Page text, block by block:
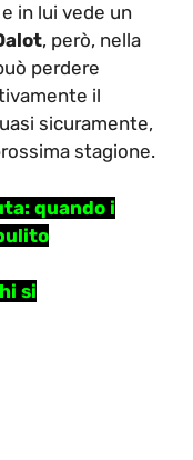
in lui vede un
, però, nella
perdere
il
sicuramente,
stagione.
quando i
si